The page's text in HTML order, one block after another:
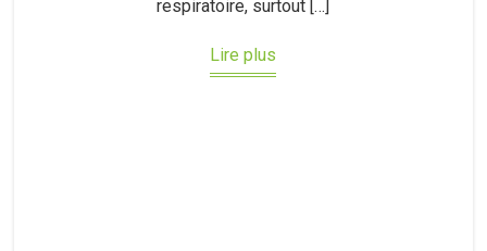
respiratoire, surtout […]
Lire plus